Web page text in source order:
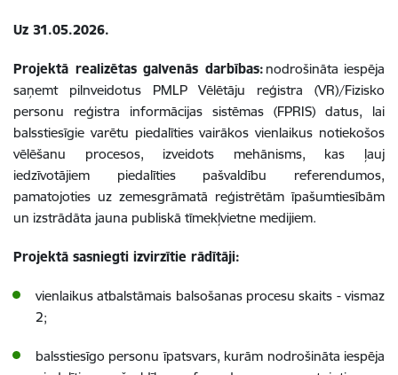
Uz 31.05.2026.
Projektā realizētas galvenās darbības: nodrošināta iespēja
saņemt pilnveidotus PMLP Vēlētāju reģistra (VR)/Fizisko
personu reģistra informācijas sistēmas (FPRIS) datus, lai
balsstiesīgie varētu piedalīties vairākos vienlaikus notiekošos
vēlēšanu procesos, izveidots mehānisms, kas ļauj
iedzīvotājiem piedalīties pašvaldību referendumos,
pamatojoties uz zemesgrāmatā reģistrētām īpašumtiesībām
un izstrādāta jauna publiskā tīmekļvietne medijiem.
Projektā sasniegti izvirzītie rādītāji:
vienlaikus atbalstāmais balsošanas procesu skaits - vismaz
2;
balsstiesīgo personu īpatsvars, kurām nodrošināta iespēja